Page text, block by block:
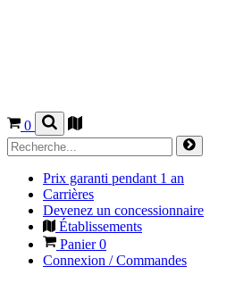
0
Prix garanti pendant 1 an
Carrières
Devenez un concessionnaire
Établissements
Panier0
Connexion / Commandes